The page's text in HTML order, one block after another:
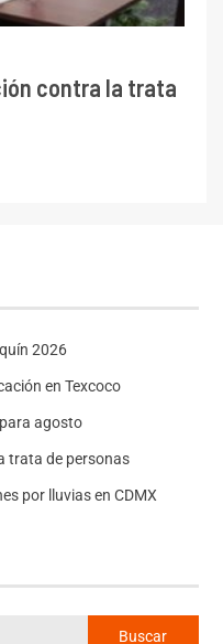
contra la trata
2026
en Texcoco
agosto
trata de personas
por lluvias en CDMX